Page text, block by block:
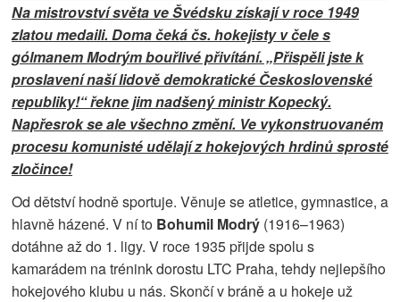
Na mistrovství světa ve Švédsku získají v roce 1949
zlatou medaili. Doma čeká čs. hokejisty v čele s
gólmanem Modrým bouřlivé přivítání. „Přispěli jste k
proslavení naší lidově demokratické Československé
republiky!“ řekne jim nadšený ministr Kopecký.
Napřesrok se ale všechno změní. Ve vykonstruovaném
procesu komunisté udělají z hokejových hrdinů sprosté
zločince!
Od dětství hodně sportuje. Věnuje se atletice, gymnastice, a
hlavně házené. V ní to Bohumil Modrý (1916–1963)
dotáhne až do 1. ligy. V roce 1935 přijde spolu s
kamarádem na trénink dorostu LTC Praha, tehdy nejlepšího
hokejového klubu u nás. Skončí v bráně a u hokeje už